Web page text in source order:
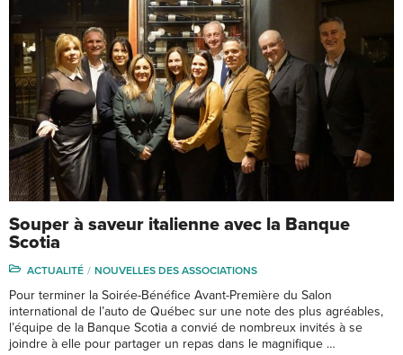
Souper à saveur italienne avec la Banque
Scotia
ACTUALITÉ NOUVELLES DES ASSOCIATIONS
Pour terminer la Soirée-Bénéfice Avant-Première du Salon
international de l’auto de Québec sur une note des plus agréables,
l’équipe de la Banque Scotia a convié de nombreux invités à se
joindre à elle pour partager un repas dans le magnifique …